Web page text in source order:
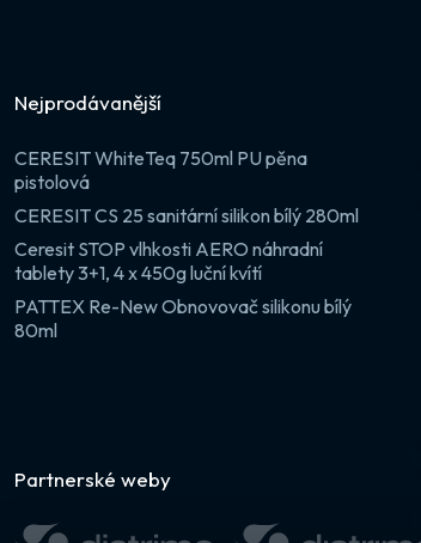
Nejprodávanější
CERESIT WhiteTeq 750ml PU pěna
pistolová
CERESIT CS 25 sanitární silikon bílý 280ml
Ceresit STOP vlhkosti AERO náhradní
tablety 3+1, 4 x 450g luční kvítí
PATTEX Re-New Obnovovač silikonu bílý
80ml
Partnerské weby